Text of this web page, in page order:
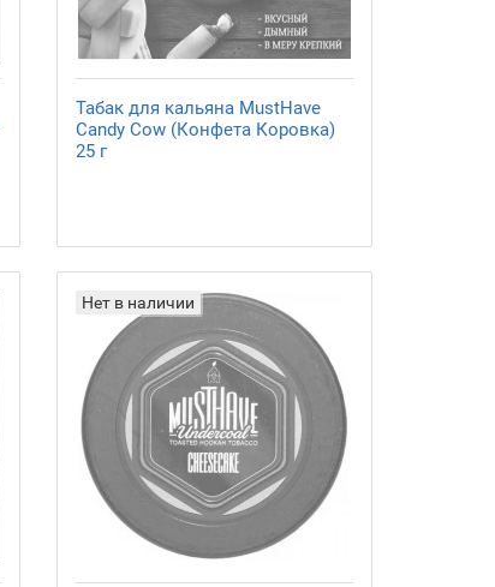
Табак для кальяна MustHave
Candy Cow (Конфета Коровка)
25 г
Нет в наличии